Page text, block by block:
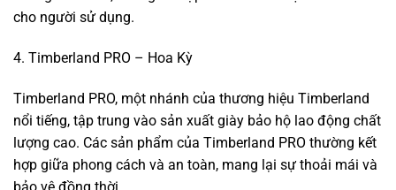
cho người sử dụng.
4. Timberland PRO – Hoa Kỳ
Timberland PRO, một nhánh của thương hiệu Timberland
nổi tiếng, tập trung vào sản xuất giày bảo hộ lao động chất
lượng cao. Các sản phẩm của Timberland PRO thường kết
hợp giữa phong cách và an toàn, mang lại sự thoải mái và